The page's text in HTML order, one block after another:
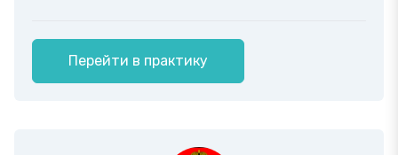
Перейти в практику